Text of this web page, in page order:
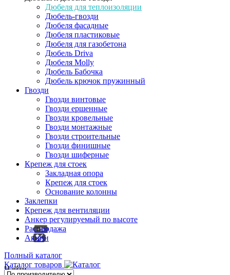
Дюбеля для теплоизоляции
Дюбель-гвозди
Дюбеля фасадные
Дюбеля пластиковые
Дюбеля для газобетона
Дюбель Driva
Дюбеля Molly
Дюбель Бабочка
Дюбель крючок пружинный
Гвозди
Гвозди винтовые
Гвозди ершенные
Гвозди кровельные
Гвозди монтажные
Гвозди строительные
Гвозди финишные
Гвозди шиферные
Крепеж для стоек
Закладная опора
Крепеж для стоек
Основание колонны
Заклепки
Крепеж для вентиляции
Анкер регулируемый по высоте
Распродажа
Акции
Полный каталог
Каталог товаров
Найти